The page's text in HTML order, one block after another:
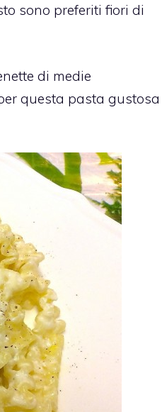
sono preferiti fiori di
di medie
questa pasta gustosa